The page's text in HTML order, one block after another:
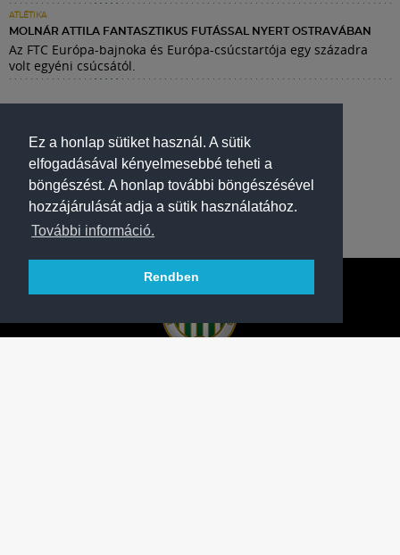
Ez a honlap sütiket használ. A sütik
elfogadásával kényelmesebbé teheti a
böngészést. A honlap további böngészésével
hozzájárulását adja a sütik használatához.
További információ.
Rendben
ATLÉTIKA
MOLNÁR ATTILA FANTASZTIKUS FUTÁSSAL NYERT OSTRAVÁBAN
Az FTC Európa-bajnoka és Európa-csúcstartója egy századra
volt egyéni csúcsától.